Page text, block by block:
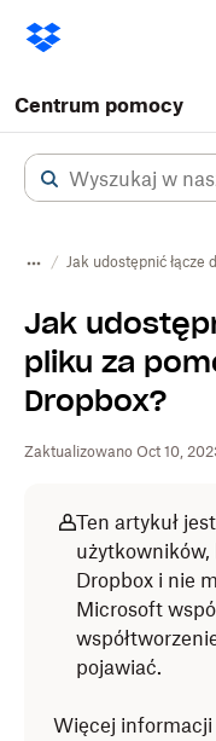
Centrum pomocy
Jak udostępnić łącze
Jak
pliku za
Dropbox?
Zaktualizowano Oct 10,
Ten artykuł
Dropbox i nie
Microsoft
pojawiać.
Więcej